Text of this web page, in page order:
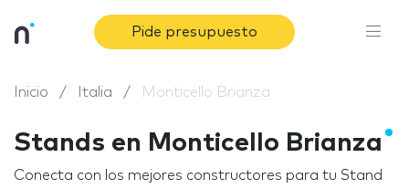
Pide presupuesto
Inicio Italia Monticello Brianza
Stands en Monticello Brianza
Conecta con los mejores constructores para tu Stand